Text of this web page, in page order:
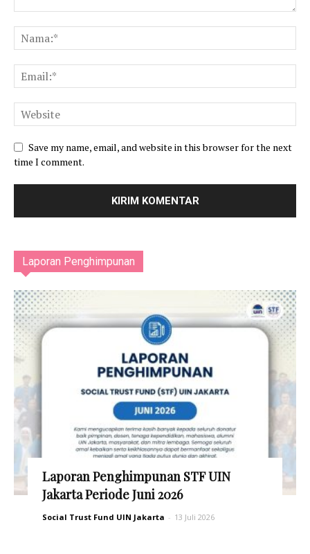
Save my name, email, and website in this browser for the next
time I comment.
Laporan Penghimpunan
Laporan Penghimpunan STF UIN
Jakarta Periode Juni 2026
Social Trust Fund UIN Jakarta - 13 Juli 2026